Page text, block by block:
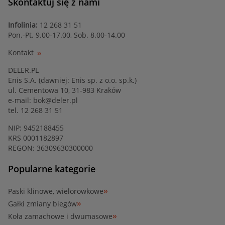
Infolinia: 12 268 31 51
Pon.-Pt. 9.00-17.00, Sob. 8.00-14.00
Kontakt
DELER.PL
Enis S.A. (dawniej: Enis sp. z o.o. sp.k.)
ul. Cementowa 10, 31-983 Kraków
e-mail: bok@deler.pl
tel. 12 268 31 51
NIP: 9452188455
KRS 0001182897
REGON: 36309630300000
Popularne kategorie
Paski klinowe, wielorowkowe
Gałki zmiany biegów
Koła zamachowe i dwumasowe